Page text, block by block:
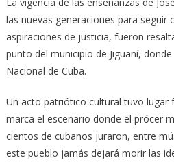
las nuevas generaciones para seguir
aspiraciones de justicia, fueron
punto del municipio de Jiguaní,
Nacional de Cuba.
Un acto patriótico cultural tuvo lugar
marca el escenario donde el prócer
cientos de cubanos juraron, entre
este pueblo jamás dejará morir las